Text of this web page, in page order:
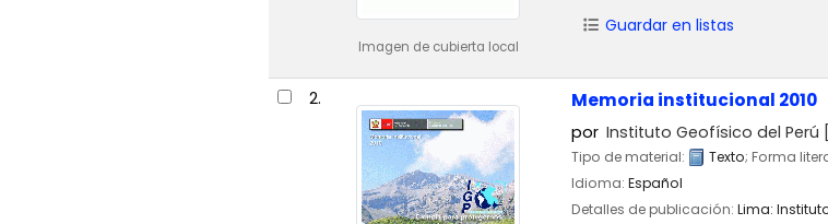
Imagen de cubierta local
Guardar en listas
2. Memoria institucional 2010
por Instituto Geofísico del Perú
Tipo de material: Texto; Forma
Idioma: Español
Detalles de publicación: Lima: